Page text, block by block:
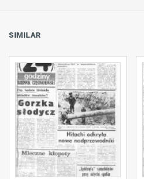
SIMILAR